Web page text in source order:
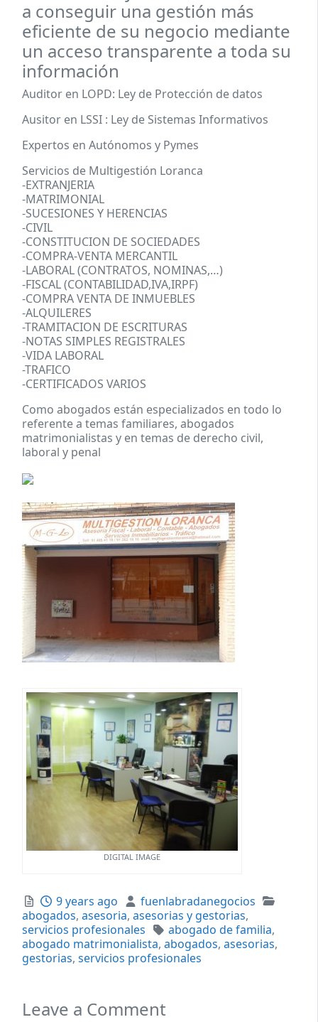
a conseguir una gestión más
eficiente de su negocio mediante
un acceso transparente a toda su
información
Auditor en LOPD: Ley de Protección de datos
Ausitor en LSSI : Ley de Sistemas Informativos
Expertos en Autónomos y Pymes
Servicios de Multigestión Loranca
-EXTRANJERIA
-MATRIMONIAL
-SUCESIONES Y HERENCIAS
-CIVIL
-CONSTITUCION DE SOCIEDADES
-COMPRA-VENTA MERCANTIL
-LABORAL (CONTRATOS, NOMINAS,…)
-FISCAL (CONTABILIDAD,IVA,IRPF)
-COMPRA VENTA DE INMUEBLES
-ALQUILERES
-TRAMITACION DE ESCRITURAS
-NOTAS SIMPLES REGISTRALES
-VIDA LABORAL
-TRAFICO
-CERTIFICADOS VARIOS
Como abogados están especializados en todo lo
referente a temas familiares, abogados
matrimonialistas y en temas de derecho civil,
laboral y penal
DIGITAL IMAGE
Posted
9 years ago Author
fuenlabradanegocios
abogados, asesoria, asesorias y gestorias,
servicios profesionales
Tags
abogado de familia,
abogado matrimonialista, abogados, asesorias,
gestorias, servicios profesionales
Leave a Comment